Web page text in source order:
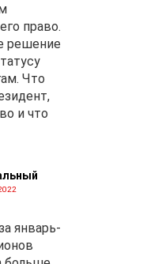
право.
решение
Что
и что
январь-